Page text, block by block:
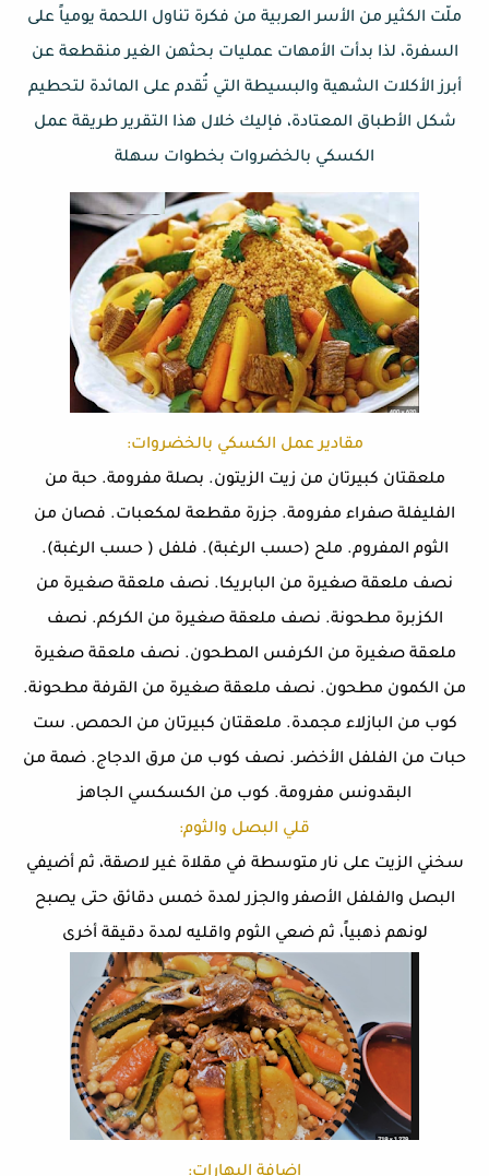
ملّت الكثير من الأسر العربية من فكرة تناول اللحمة يومياً على
السفرة، لذا بدأت الأمهات عمليات بحثهن الغير منقطعة عن
أبرز الأكلات الشهية والبسيطة التي تُقدم على المائدة لتحطيم
شكل الأطباق المعتادة، فإليك خلال هذا التقرير طريقة عمل
الكسكي بالخضروات بخطوات سهلة
مقادير عمل الكسكي بالخضروات:
ملعقتان كبيرتان من زيت الزيتون. بصلة مفرومة. حبة من
الفليفلة صفراء مفرومة. جزرة مقطعة لمكعبات. فصان من
الثوم المفروم. ملح (حسب الرغبة). فلفل ( حسب الرغبة).
نصف ملعقة صغيرة من البابريكا. نصف ملعقة صغيرة من
الكزبرة مطحونة. نصف ملعقة صغيرة من الكركم. نصف
ملعقة صغيرة من الكرفس المطحون. نصف ملعقة صغيرة
من الكمون مطحون. نصف ملعقة صغيرة من القرفة مطحونة.
كوب من البازلاء مجمدة. ملعقتان كبيرتان من الحمص. ست
حبات من الفلفل الأخضر. نصف كوب من مرق الدجاج. ضمة من
البقدونس مفرومة. كوب من الكسكسي الجاهز
قلي البصل والثوم:
سخني الزيت على نار متوسطة في مقلاة غير لاصقة، ثم أضيفي
البصل والفلفل الأصفر والجزر لمدة خمس دقائق حتى يصبح
لونهم ذهبياً، ثم ضعي الثوم واقليه لمدة دقيقة أخرى